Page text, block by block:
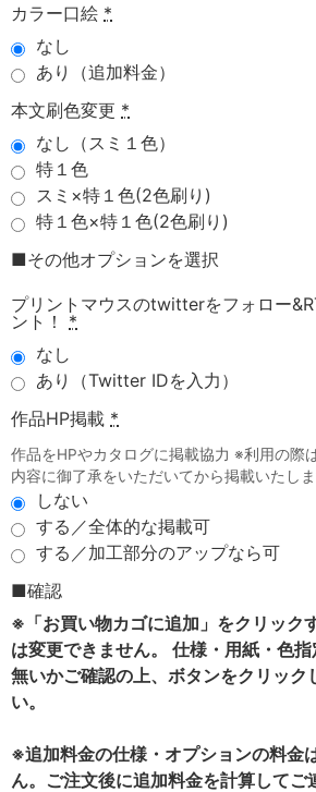
カラー口絵 *
なし
あり（追加料金）
本文刷色変更 *
なし（スミ１色）
特１色
スミ×特１色(2色刷り)
特１色×特１色(2色刷り)
■その他オプションを選択
プリントマウスのtwitterをフォロー
ント！
*
なし
あり（Twitter IDを入力）
作品HP掲載 *
作品をHPやカタログに掲載協力 ※利用の際
内容に御了承をいただいてから掲載いたしま
しない
する／全体的な掲載可
する／加工部分のアップなら可
■確認
※「お買い物カゴに追加」をクリック
は変更できません。 仕様・用紙・色
無いかご確認の上、ボタンをクリック
い。
※追加料金の仕様・オプションの料金
ん。ご注文後に追加料金を計算してご